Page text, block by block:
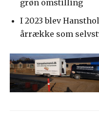
grøn omstilling
I 2023 blev
årrække som